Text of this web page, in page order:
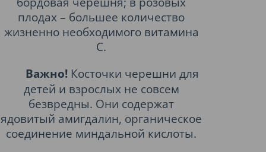
плодах – большее количество
жизненно необходимого витамина
С.
Важно! Косточки черешни для
детей и взрослых не совсем
безвредны. Они содержат
ядовитый амигдалин, органическое
соединение миндальной кислоты.